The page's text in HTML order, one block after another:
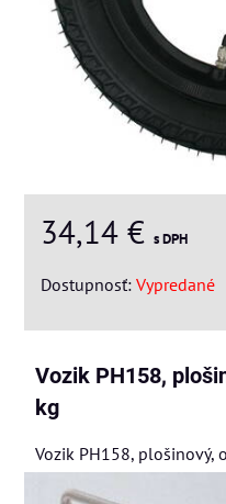
34,14 € s DPH
Dostupnosť: Vypredané
Vozik PH158,
kg
Vozik PH158, plošinový,